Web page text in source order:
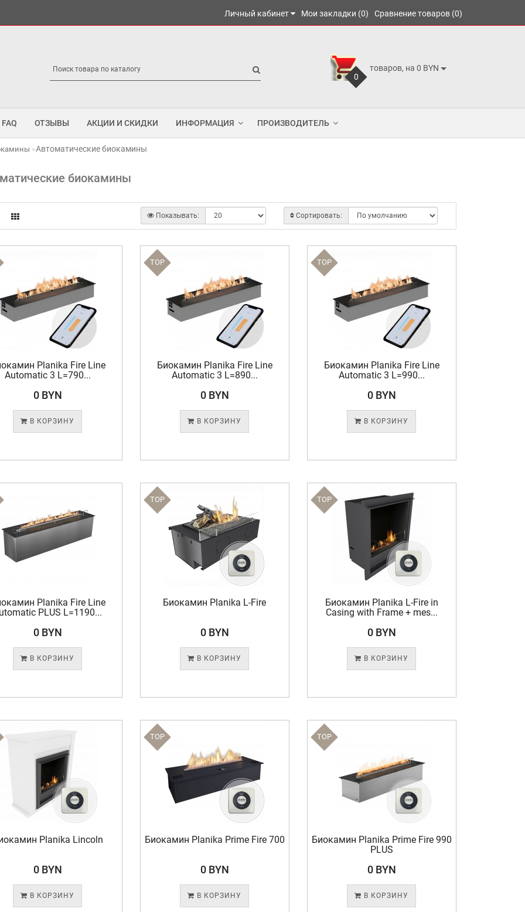
Личный кабинет Мои закладки (0) Сравнение товаров (0)
0
товаров, на 0 BYN
FAQ ОТЗЫВЫ АКЦИИ И СКИДКИ ИНФОРМАЦИЯ ПРОИЗВОДИТЕЛЬ
Автоматические биокамины
биокамины
Сортировать:
Показывать:
Planika Fire Line
Automatic 3 L=790...
0 BYN
В КОРЗИНУ
TOP
Биокамин Planika Fire Line
Automatic 3 L=890...
0 BYN
В КОРЗИНУ
TOP
Биокамин Planika Fire Line
Automatic 3 L=990...
0 BYN
В КОРЗИНУ
Planika Fire Line
PLUS L=1190...
0 BYN
В КОРЗИНУ
TOP
Биокамин Planika L-Fire
0 BYN
В КОРЗИНУ
TOP
Биокамин Planika L-Fire in
Casing with Frame + mes...
0 BYN
В КОРЗИНУ
Planika Lincoln
0 BYN
В КОРЗИНУ
TOP
Биокамин Planika Prime Fire 700
0 BYN
В КОРЗИНУ
TOP
Биокамин Planika Prime Fire 990
PLUS
0 BYN
В КОРЗИНУ